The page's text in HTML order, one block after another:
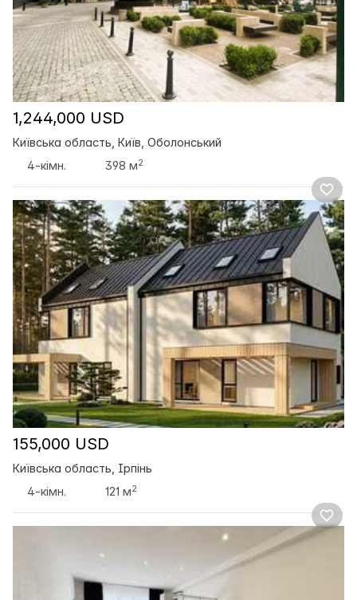
1,244,000 USD
Київська область, Київ, Оболонський
4-кімн.
398 м2
155,000 USD
Київська область, Ірпінь
4-кімн.
121 м2